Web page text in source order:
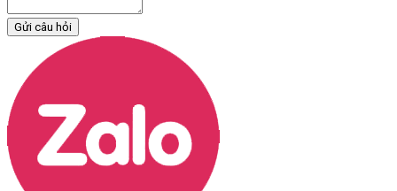
Gửi câu hỏi